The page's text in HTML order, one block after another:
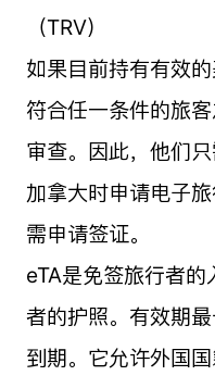
（TRV）
如果目前持有有效
符合任一条件的旅
审查。因此，他们
加拿大时申请电子
需申请签证。
eTA是免签旅行者
者的护照。有效期
到期。它允许外国